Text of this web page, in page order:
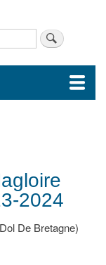
2024
De Bretagne)